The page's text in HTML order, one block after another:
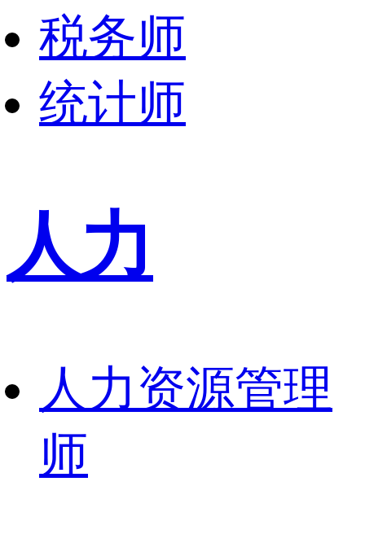
税务师
统计师
人力
人力资源管理
师